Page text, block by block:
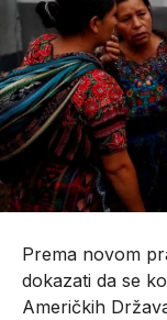
Prema novom
dokazati da se
Američkih